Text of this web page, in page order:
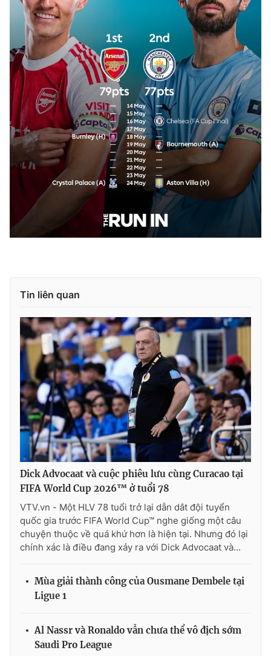
Tin liên quan
Dick Advocaat và cuộc phiêu lưu cùng Curacao tại
FIFA World Cup 2026™ ở tuổi 78
VTV.vn - Một HLV 78 tuổi trở lại dẫn dắt đội tuyển
quốc gia trước FIFA World Cup™ nghe giống một câu
chuyện thuộc về quá khứ hơn là hiện tại. Nhưng đó lại
chính xác là điều đang xảy ra với Dick Advocaat và...
Mùa giải thành công của Ousmane Dembele tại
Ligue 1
Al Nassr và Ronaldo vẫn chưa thể vô địch sớm
Saudi Pro League